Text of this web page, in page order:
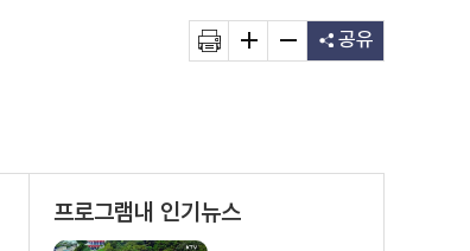
공유
프로그램내 인기뉴스